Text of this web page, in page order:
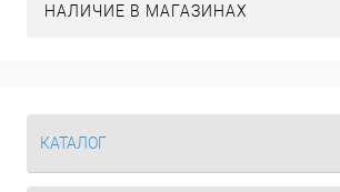
НАЛИЧИЕ В МАГАЗИНАХ
КАТАЛОГ